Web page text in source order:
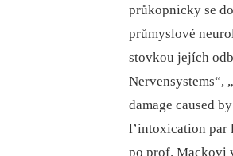
průkopnicky se
průmyslové
stovkou jejích
Nervensystems“,
damage caused
l’intoxication par
po prof. Mackovi